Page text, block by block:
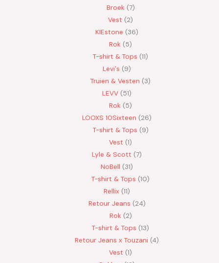
Broek 7
Vest
2
KIEstone
36
Rok 5
T-shirt & Tops 11
Levi's
9
Truien & Vesten
3
LEVV 51
Rok 5
LOOXS 10Sixteen
26
T-shirt & Tops 9
Vest 1
Lyle & Scott 7
NoBell
31
T-shirt & Tops 10
Rellix 11
Retour Jeans 24
Rok 2
T-shirt & Tops 13
Retour Jeans x Touzani 4
Vest 1